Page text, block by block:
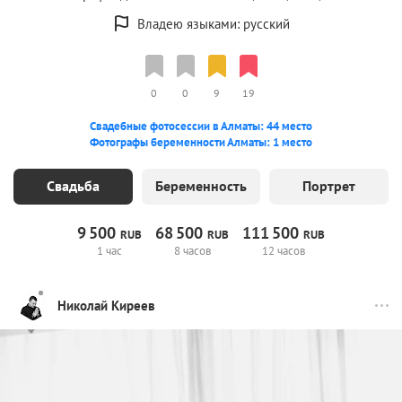
Владею языками: русский
0 0 9 19
Свадебные фотосессии в Алматы: 44 место
Фотографы беременности Алматы: 1 место
Свадьба Беременность Портрет
9500RUB
1 час
68 500 RUB
8 часов
111 500 RUB
12 часов
Николай Киреев